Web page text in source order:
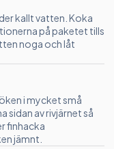
kallt vatten. Koka
på paketet tills
noga och låt
i mycket små
sidan av rivjärnet så
finhacka
jämnt.